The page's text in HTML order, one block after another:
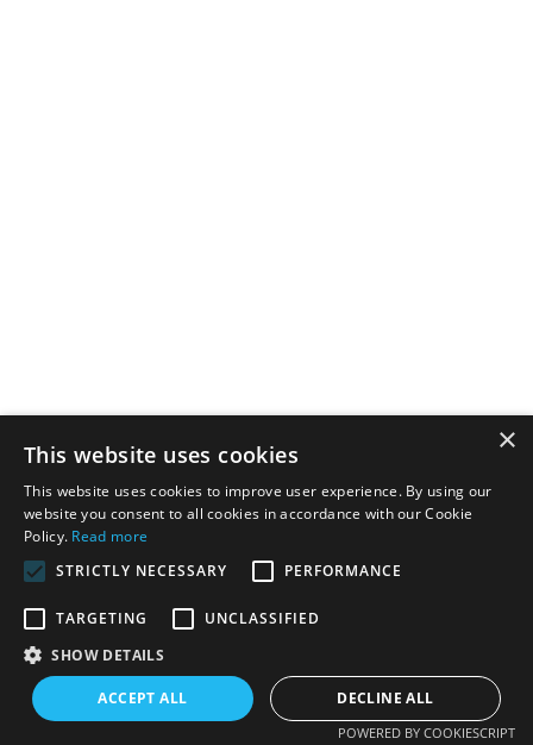
Упаковка и доставка
×
This website uses cookies
This website uses cookies to improve user experience. By using our
website you consent to all cookies in accordance with our Cookie
Policy. Read more
STRICTLY NECESSARY
PERFORMANCE
TARGETING
UNCLASSIFIED
SHOW DETAILS
ACCEPT ALL DECLINE ALL
POWERED BY COOKIESCRIPT